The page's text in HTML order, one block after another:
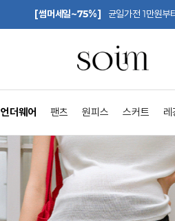
[썸머세일~75%] 균일가전 1만원부
언더웨어 팬츠 원피스 스커트 레